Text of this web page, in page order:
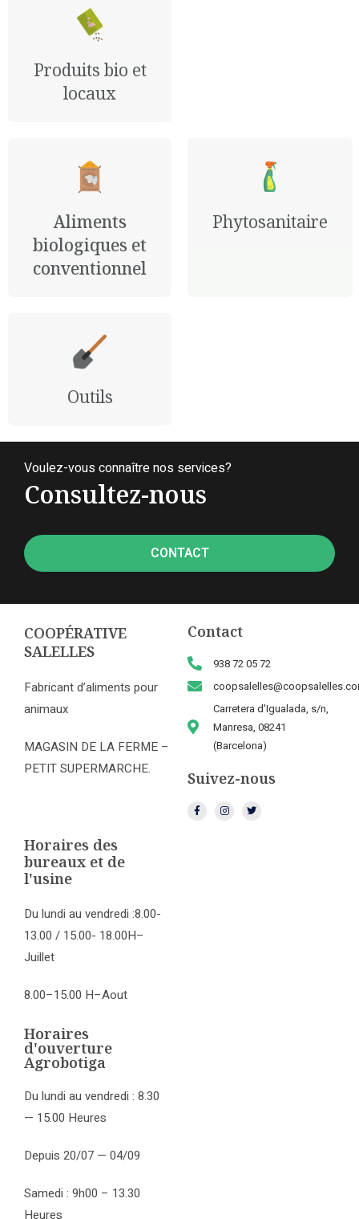
Produits bio et
locaux
Aliments
biologiques et
conventionnel
Phytosanitaire
Outils
Voulez-vous connaître nos services?
Consultez-nous
CONTACT
COOPÉRATIVE
SALELLES
Fabricant d’aliments pour
animaux
MAGASIN DE LA FERME –
PETIT SUPERMARCHE.
Contact
938 72 05 72
Carretera d'Igualada, s/n,
Manresa, 08241
(Barcelona)
Suivez-nous
Horaires des
bureaux et de
l'usine
Du lundi au vendredi :8.00-
13.00 / 15.00- 18.00H–
Juillet
8.00–15.00 H–Aout
Horaires
d'ouverture
Agrobotiga
Du lundi au vendredi : 8.30
— 15.00 Heures
Depuis 20/07 — 04/09
Samedi : 9h00 – 13.30
Heures